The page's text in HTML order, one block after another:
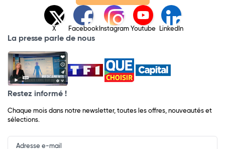
X Facebook Instagram Youtube LinkedIn
La presse parle de nous
Restez informé !
Chaque mois dans notre newsletter, toutes les offres, nouveautés et
sélections.
Input
Newsletter